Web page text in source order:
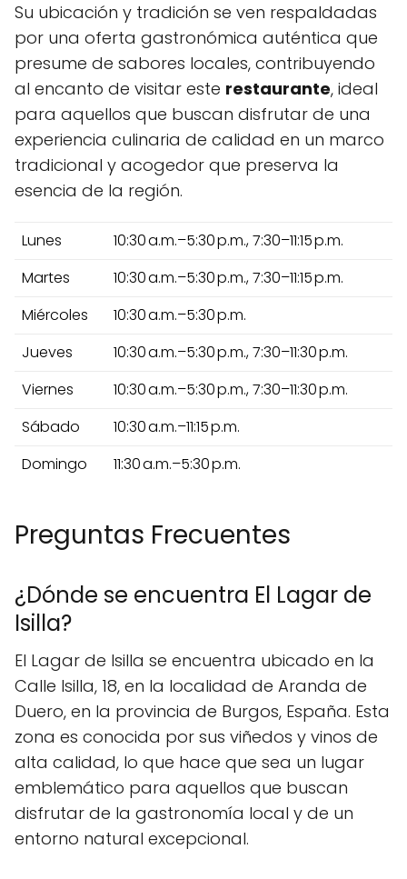
Su ubicación y tradición se ven respaldadas
por una oferta gastronómica auténtica que
presume de sabores locales, contribuyendo
al encanto de visitar este restaurante, ideal
para aquellos que buscan disfrutar de una
experiencia culinaria de calidad en un marco
tradicional y acogedor que preserva la
esencia de la región.
Lunes
10:30 a.m.–5:30 p.m., 7:30–11:15 p.m.
Martes
10:30 a.m.–5:30 p.m., 7:30–11:15 p.m.
Miércoles
10:30 a.m.–5:30 p.m.
Jueves
10:30 a.m.–5:30 p.m., 7:30–11:30 p.m.
Viernes
10:30 a.m.–5:30 p.m., 7:30–11:30 p.m.
Sábado
10:30 a.m.–11:15 p.m.
Domingo
11:30 a.m.–5:30 p.m.
Preguntas Frecuentes
¿Dónde se encuentra El Lagar de
Isilla?
El Lagar de Isilla se encuentra ubicado en la
Calle Isilla, 18, en la localidad de Aranda de
Duero, en la provincia de Burgos, España. Esta
zona es conocida por sus viñedos y vinos de
alta calidad, lo que hace que sea un lugar
emblemático para aquellos que buscan
disfrutar de la gastronomía local y de un
entorno natural excepcional.